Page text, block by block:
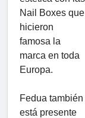
Nail Boxes que
hicieron
famosa la
marca en toda
Europa.
Fedua también
está presente